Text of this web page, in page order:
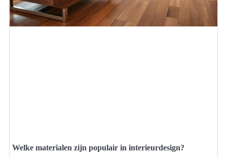
Welke materialen zijn populair in interieurdesign?